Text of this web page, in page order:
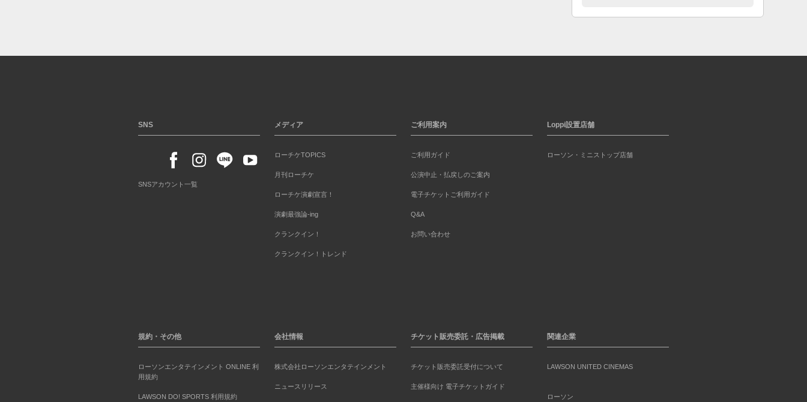
SNS
SNSアカウント一覧
メディア
ローチケTOPICS
月刊ローチケ
ローチケ演劇宣言！
演劇最強論-ing
クランクイン！
クランクイン！トレンド
ご利用案内
ご利用ガイド
公演中止・払戻しのご案内
電子チケットご利用ガイド
Q&A
お問い合わせ
Loppi設置店舗
ローソン・ミニストップ店舗
規約・その他
ローソンエンタテインメント ONLINE 利
用規約
LAWSON DO! SPORTS 利用規約
会社情報
株式会社ローソンエンタテインメント
ニュースリリース
チケット販売委託・広告掲載
チケット販売委託受付について
主催様向け 電子チケットガイド
関連企業
LAWSON UNITED CINEMAS
ローソン